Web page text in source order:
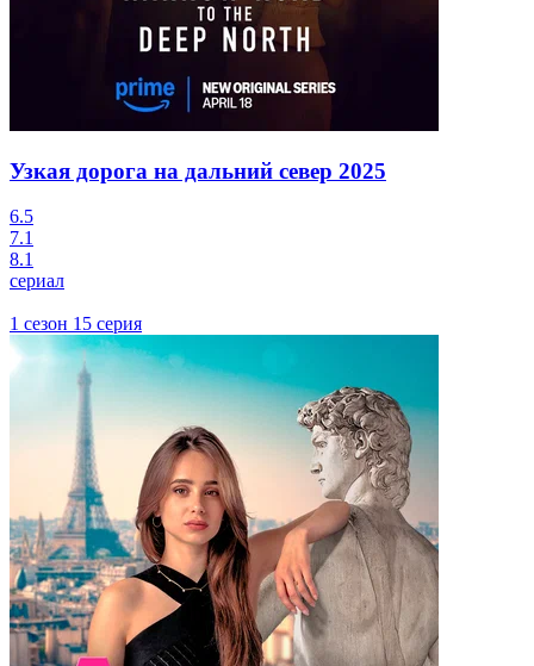
Узкая дорога на дальний север 2025
6.5
7.1
8.1
сериал
1 сезон 15 серия